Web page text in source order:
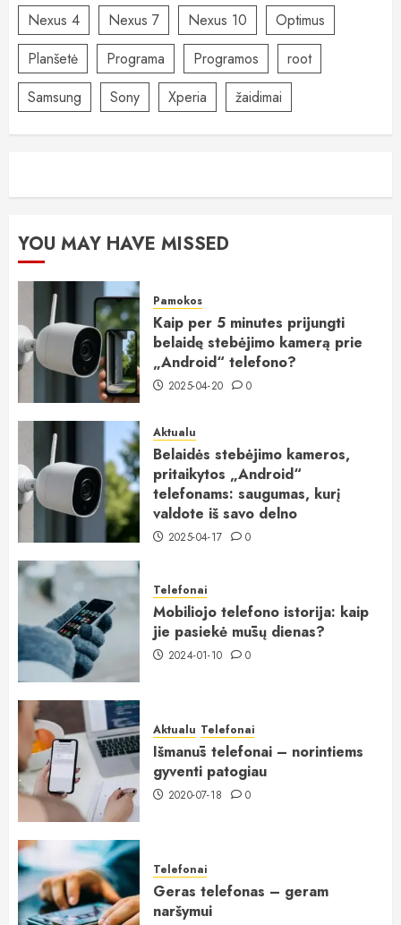
Nexus 4
Nexus 7 Nexus 10
Optimus
Planšetė
Programa Programos
root
Samsung
Sony Xperia žaidimai
YOU MAY HAVE MISSED
Pamokos
Kaip per 5 minutes prijungti
belaidę stebėjimo kamerą prie
„Android“ telefono?
2025-04-20 0
Aktualu
Belaidės stebėjimo kameros,
pritaikytos „Android“
telefonams: saugumas, kurį
valdote iš savo delno
2025-04-17 0
Telefonai
Mobiliojo telefono istorija: kaip
jie pasiekė mūsų dienas?
2024-01-10 0
Aktualu Telefonai
Išmanūs telefonai – norintiems
gyventi patogiau
2020-07-18 0
Telefonai
Geras telefonas – geram
naršymui